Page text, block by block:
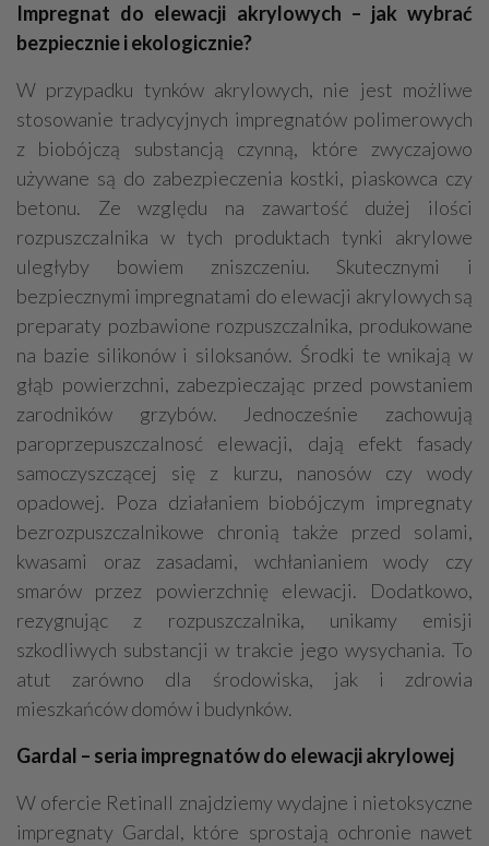
Impregnat do elewacji akrylowych – jak wybrać
bezpiecznie i ekologicznie?
W przypadku tynków akrylowych, nie jest możliwe
stosowanie tradycyjnych impregnatów polimerowych
z biobójczą substancją czynną, które zwyczajowo
używane są do zabezpieczenia kostki, piaskowca czy
betonu. Ze względu na zawartość dużej ilości
rozpuszczalnika w tych produktach tynki akrylowe
uległyby bowiem zniszczeniu. Skutecznymi i
bezpiecznymi impregnatami do elewacji akrylowych są
preparaty pozbawione rozpuszczalnika, produkowane
na bazie silikonów i siloksanów. Środki te wnikają w
głąb powierzchni, zabezpieczając przed powstaniem
zarodników grzybów. Jednocześnie zachowują
paroprzepuszczalnosć elewacji, dają efekt fasady
samoczyszczącej się z kurzu, nanosów czy wody
opadowej. Poza działaniem biobójczym impregnaty
bezrozpuszczalnikowe chronią także przed solami,
kwasami oraz zasadami, wchłanianiem wody czy
smarów przez powierzchnię elewacji. Dodatkowo,
rezygnując z rozpuszczalnika, unikamy emisji
szkodliwych substancji w trakcie jego wysychania. To
atut zarówno dla środowiska, jak i zdrowia
mieszkańców domów i budynków.
Gardal – seria impregnatów do elewacji akrylowej
W ofercie Retinall znajdziemy wydajne i nietoksyczne
impregnaty Gardal, które sprostają ochronie nawet